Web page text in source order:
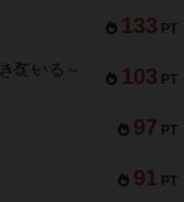
133 PT
103 PT
ている～
97 PT
91 PT